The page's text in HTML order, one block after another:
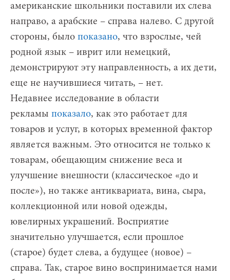
американские школьники поставили их слева
направо, а арабские – справа налево. С другой
стороны, было показано, что взрослые, чей
родной язык – иврит или немецкий,
демонстрируют эту направленность, а их дети,
еще не научившиеся читать, – нет.
Недавнее исследование в области
рекламы показало, как это работает для
товаров и услуг, в которых временной фактор
является важным. Это относится не только к
товарам, обещающим снижение веса и
улучшение внешности (классическое «до и
после»), но также антиквариата, вина, сыра,
коллекционной или новой одежды,
ювелирных украшений. Восприятие
значительно улучшается, если прошлое
(старое) будет слева, а будущее (новое) –
справа. Так, старое вино воспринимается нами